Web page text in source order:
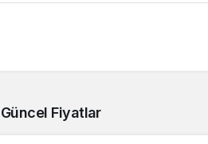
Güncel Fiyatlar